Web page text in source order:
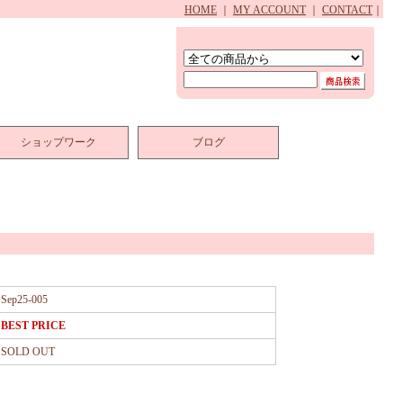
HOME MY ACCOUNT CONTACT
ショップワーク ブログ
Sep25-005
BEST PRICE
SOLD OUT